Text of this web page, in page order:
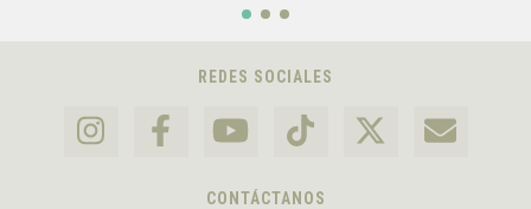
REDES SOCIALES
CONTÁCTANOS